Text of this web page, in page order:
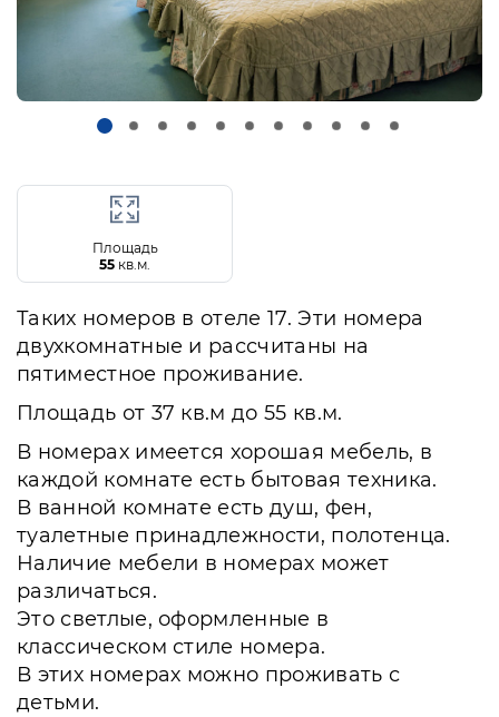
Площадь
55 кв.м.
Таких номеров в отеле 17. Эти номера
двухкомнатные и рассчитаны на
пятиместное проживание.
Площадь от 37 кв.м до 55 кв.м.
В номерах имеется хорошая мебель, в
каждой комнате есть бытовая техника.
В ванной комнате есть душ, фен,
туалетные принадлежности, полотенца.
Наличие мебели в номерах может
различаться.
Это светлые, оформленные в
классическом стиле номера.
В этих номерах можно проживать с
детьми.